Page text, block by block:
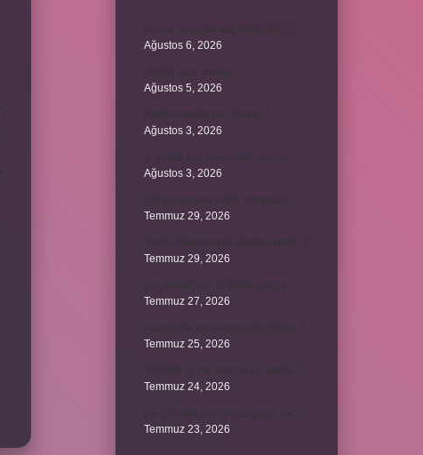
Ağustos 6, 2026
Ağustos 5, 2026
Ağustos 3, 2026
Ağustos 3, 2026
Temmuz 29, 2026
Temmuz 29, 2026
Temmuz 27, 2026
Temmuz 25, 2026
Temmuz 24, 2026
Temmuz 23, 2026